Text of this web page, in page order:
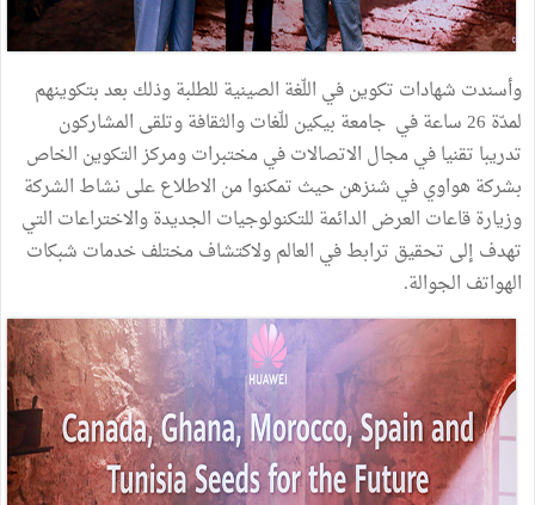
وأسندت شهادات تكوين في اللّغة الصينية للطلبة وذلك بعد بتكوينهم
لمدّة 26 ساعة في جامعة بيكين للّغات والثقافة وتلقى المشاركون
تدريبا تقنيا في مجال الاتصالات في مختبرات ومركز التكوين الخاص
بشركة هواوي في شنزهن حيث تمكنوا من الاطلاع على نشاط الشركة
وزيارة قاعات العرض الدائمة للتكنولوجيات الجديدة والاختراعات التي
تهدف إلى تحقيق ترابط في العالم ولاكتشاف مختلف خدمات شبكات
الهواتف الجوالة.